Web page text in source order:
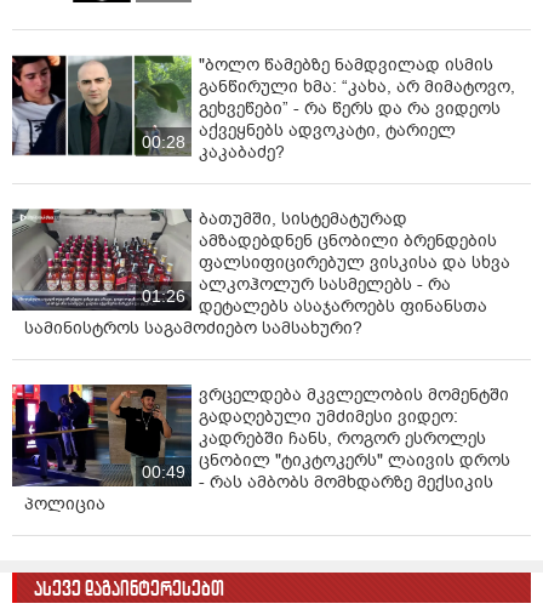
00:28
"ბოლო წამებზე ნამდვილად ისმის
განწირული ხმა: “კახა, არ მიმატოვო,
გეხვეწები” - რა წერს და რა ვიდეოს
აქვეყნებს ადვოკატი, ტარიელ
კაკაბაძე?
01:26
ბათუმში, სისტემატურად
ამზადებდნენ ცნობილი ბრენდების
ფალსიფიცირებულ ვისკისა და სხვა
ალკოჰოლურ სასმელებს - რა
დეტალებს ასაჯაროებს ფინანსთა
სამინისტროს საგამოძიებო სამსახური?
00:49
ვრცელდება მკვლელობის მომენტში
გადაღებული უმძიმესი ვიდეო:
კადრებში ჩანს, როგორ ესროლეს
ცნობილ "ტიკტოკერს" ლაივის დროს
- რას ამბობს მომხდარზე მექსიკის
პოლიცია
ასევე დაგაინტერესებთ